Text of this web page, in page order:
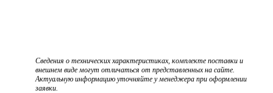
Сведения о технических характеристиках, комплекте поставки и
внешнем виде могут отличаться от представленных на сайте.
Актуальную информацию уточняйте у менеджера при оформлении
заявки.